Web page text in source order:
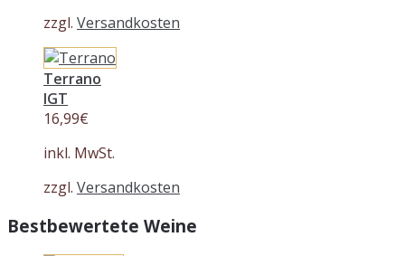
zzgl. Versandkosten
Terrano
IGT
16,99€
inkl. MwSt.
zzgl. Versandkosten
Bestbewertete Weine